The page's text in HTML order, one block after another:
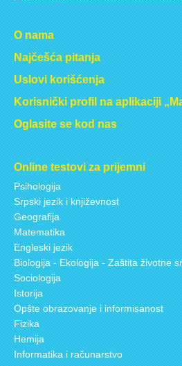
O nama
Najčešća pitanja
Uslovi korišćenja
Korisnički profil na aplikaciji
Oglasite se kod nas
Online testovi za prijemni
Psihologija
Srpski jezik i književnost
Geografija
Matematika
Engleski jezik
Biologija - Ekologija - Zaštita životne
Sociologija
Istorija
Opšte obrazovanje i informisanost
Fizika
Hemija
Informatika i računarstvo